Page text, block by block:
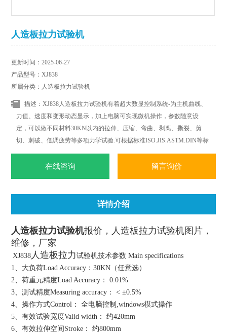
人造板拉力试验机
更新时间：2025-06-27
产品型号：XJ838
所属分类：人造板拉力试验机
描述：XJ838人造板拉力试验机有着超大数显控制系统-为主机曲线、
力值、速度和变形动态显示，加上电脑可实现微机操作，参数随意设
定，可以做不同材料30KN以内的拉伸、压缩、弯曲、剥离、撕裂、剪
切、刺破、低调疲劳等多项力学试验.可根据标准ISO.JIS.ASTM.DIN等标
准和国外标准进行试验和提供数据.
在线咨询 留言询价
详情介绍
人造板拉力试验机报价， 人造板拉力试验机图片，
维修， 厂家
XJ838 人造板拉力试验机技术参数 Main specifications
1、大负荷Load Accuracy：30KN（任意选）
2、荷重元精度Load Accuracy： 0.01%
3、测试精度Measuring accuracy： < ±0.5%
4、操作方式Control： 全电脑控制,windows模式操作
5、有效试验宽度Valid width： 约420mm
6、有效拉伸空间Stroke： 约800mm